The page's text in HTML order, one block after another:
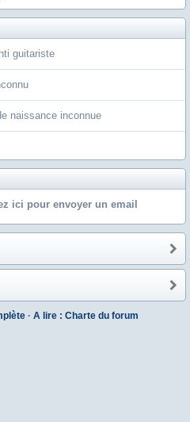
guitariste
naissance inconnue
ici pour envoyer un email
· A lire : Charte du forum